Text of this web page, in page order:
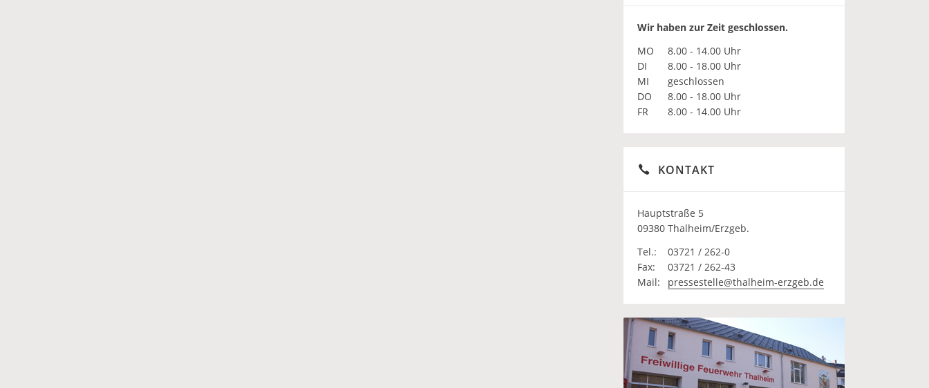
Wir haben zur Zeit geschlossen.
MO
8.00 - 14.00 Uhr
DI
8.00 - 18.00 Uhr
MI
geschlossen
DO
8.00 - 18.00 Uhr
FR
8.00 - 14.00 Uhr
KONTAKT
Hauptstraße 5
09380 Thalheim/Erzgeb.
Tel.:
03721 / 262-0
Fax:
03721 / 262-43
Mail:
pressestelle@thalheim-erzgeb.de